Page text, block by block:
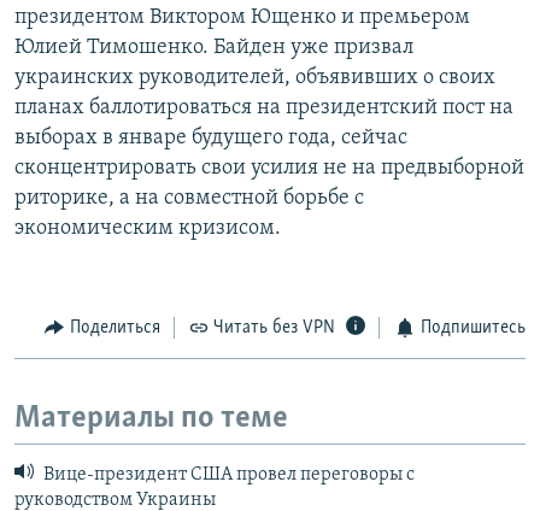
президентом Виктором Ющенко и премьером
Юлией Тимошенко. Байден уже призвал
украинских руководителей, объявивших о своих
планах баллотироваться на президентский пост на
выборах в январе будущего года, сейчас
сконцентрировать свои усилия не на предвыборной
риторике, а на совместной борьбе с
экономическим кризисом.
Поделиться Читать без VPN Подпишитесь
Материалы по теме
Вице-президент США провел переговоры с
руководством Украины